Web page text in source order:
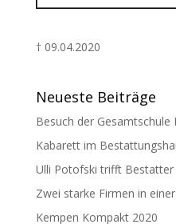
† 09.04.2020
Neueste Beiträge
Besuch der Gesamtschule
Kabarett im
Ulli Potofski trifft Bestatter
Zwei starke Firmen in
Kempen Kompakt 2020